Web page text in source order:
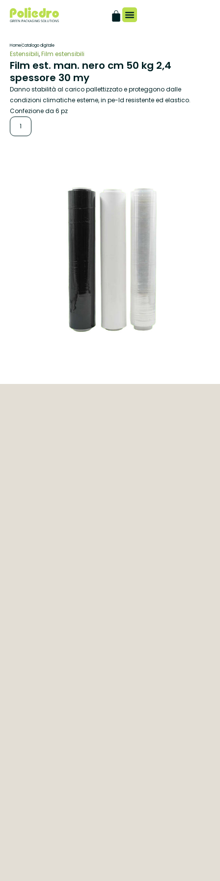
HomeCatalogo digitale
Estensibili,Film estensibili
Film est. man. nero cm 50 kg 2,4
spessore 30 my
Danno stabilità al carico pallettizzato e proteggono dalle
condizioni climatiche esterne, in pe-ld resistente ed elastico.
Confezione da 6 pz